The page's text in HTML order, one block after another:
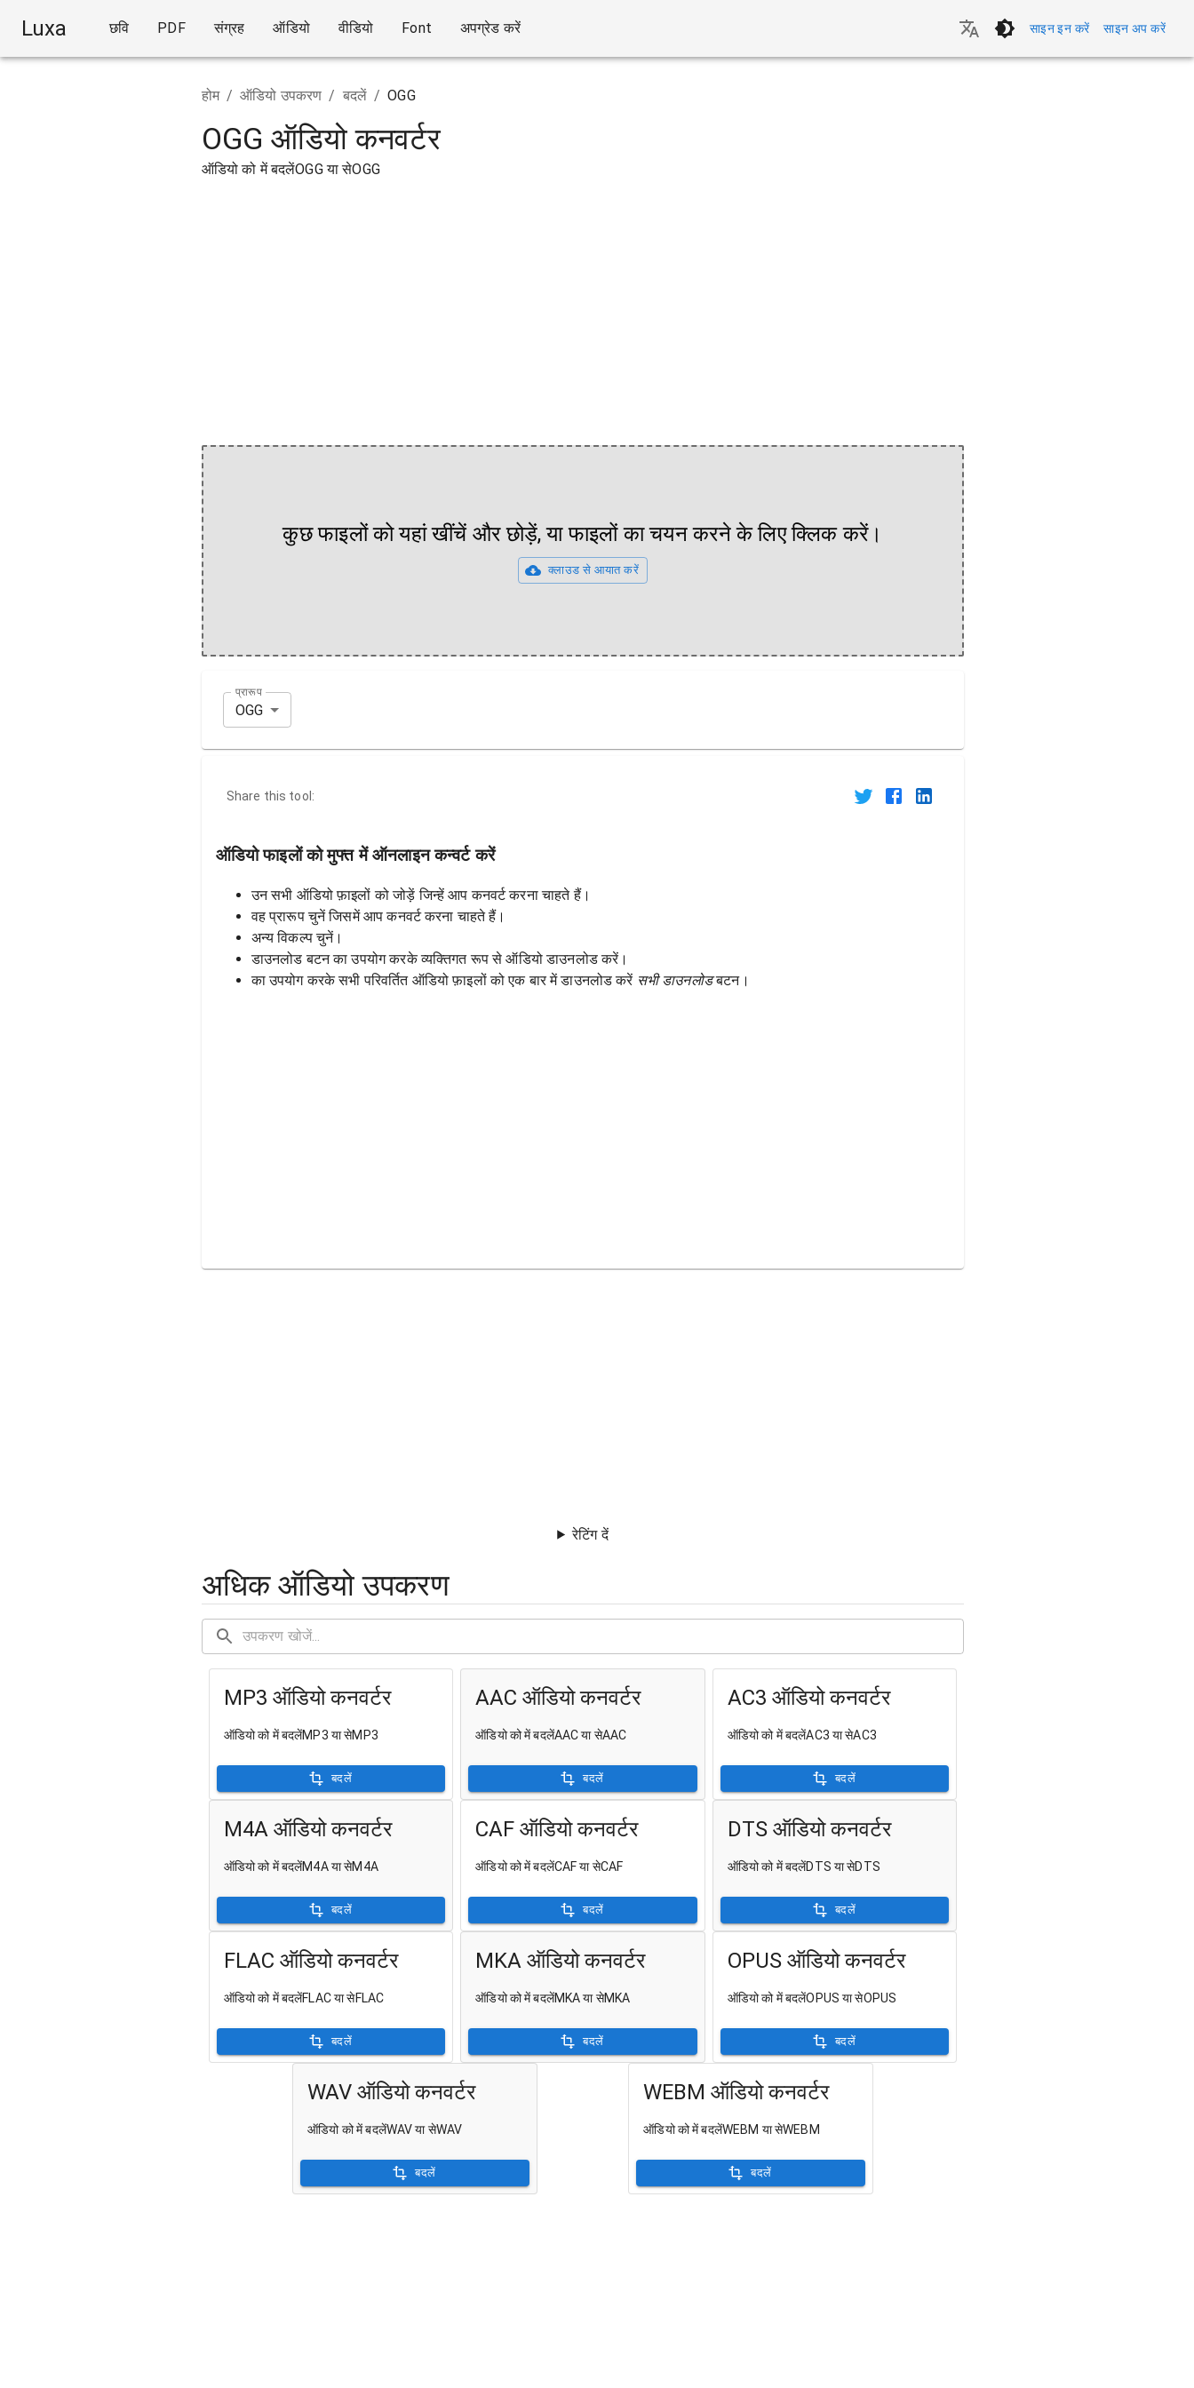
Luxa छवि PDF संग्रह ऑडियो वीडियो Font अपग्रेड करें साइन इन करें साइन अप करें
होम / ऑडियो उपकरण / बदलें / OGG
OGG ऑडियो कनवर्टर
ऑडियो को में बदलेंOGG या सेOGG
कुछ फाइलों को यहां खींचें और छोड़ें, या फाइलों का चयन करने के लिए क्लिक करें।
क्लाउड से आयात करें
प्रारूप
OGG
Share this tool:
ऑडियो फाइलों को मुफ्त में ऑनलाइन कन्वर्ट करें
उन सभी ऑडियो फ़ाइलों को जोड़ें जिन्हें आप कनवर्ट करना चाहते हैं।
वह प्रारूप चुनें जिसमें आप कनवर्ट करना चाहते हैं।
अन्य विकल्प चुनें।
डाउनलोड बटन का उपयोग करके व्यक्तिगत रूप से ऑडियो डाउनलोड करें।
का उपयोग करके सभी परिवर्तित ऑडियो फ़ाइलों को एक बार में डाउनलोड करें सभी डाउनलोडबटन।
रेटिंग दें
अधिक ऑडियो उपकरण
MP3 ऑडियो कनवर्टर
ऑडियो को में बदलेंMP3 या सेMP3
बदलें
AAC ऑडियो कनवर्टर
ऑडियो को में बदलेंAAC या सेAAC
बदलें
AC3 ऑडियो कनवर्टर
ऑडियो को में बदलेंAC3 या सेAC3
बदलें
M4A ऑडियो कनवर्टर
ऑडियो को में बदलेंM4A या सेM4A
बदलें
CAF ऑडियो कनवर्टर
ऑडियो को में बदलेंCAF या सेCAF
बदलें
DTS ऑडियो कनवर्टर
ऑडियो को में बदलेंDTS या सेDTS
बदलें
FLAC ऑडियो कनवर्टर
ऑडियो को में बदलेंFLAC या सेFLAC
बदलें
MKA ऑडियो कनवर्टर
ऑडियो को में बदलेंMKA या सेMKA
बदलें
OPUS ऑडियो कनवर्टर
ऑडियो को में बदलेंOPUS या सेOPUS
बदलें
WAV ऑडियो कनवर्टर
ऑडियो को में बदलेंWAV या सेWAV
बदलें
WEBM ऑडियो कनवर्टर
ऑडियो को में बदलेंWEBM या सेWEBM
बदलें